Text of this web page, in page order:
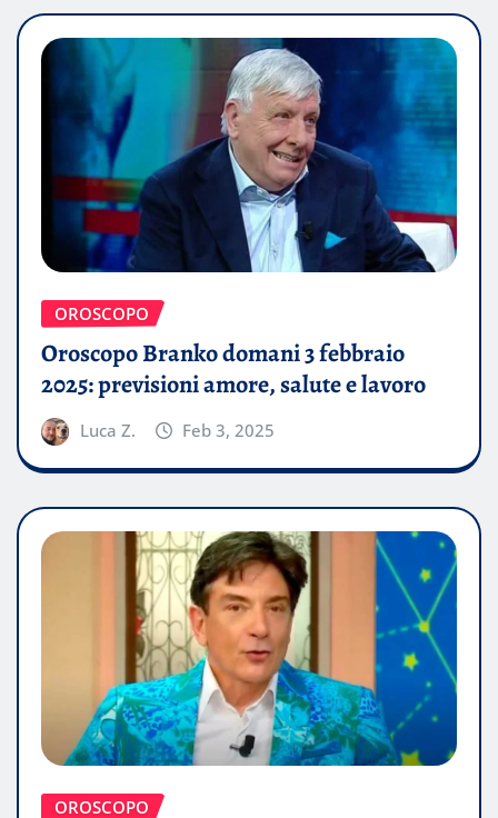
OROSCOPO
Oroscopo Branko domani 3 febbraio
2025: previsioni amore, salute e lavoro
Luca Z. Feb 3, 2025
OROSCOPO